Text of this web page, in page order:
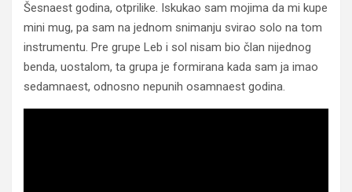
Šesnaest godina, otprilike. Iskukao sam mojima da mi kupe
mini mug, pa sam na jednom snimanju svirao solo na tom
instrumentu. Pre grupe Leb i sol nisam bio član nijednog
benda, uostalom, ta grupa je formirana kada sam ja imao
sedamnaest, odnosno nepunih osamnaest godina.